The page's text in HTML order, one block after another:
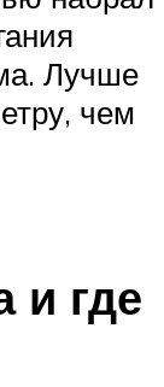
Лучше
чем
и где